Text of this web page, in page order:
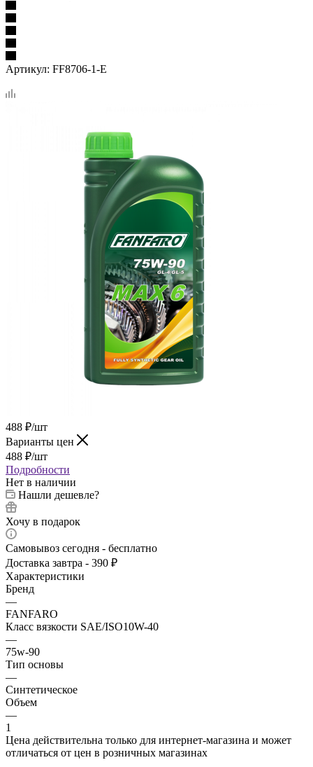
Артикул: FF8706-1-E
488 ₽/шт
Варианты цен
488 ₽/шт
Подробности
Нет в наличии
Нашли дешевле?
Хочу в подарок
Самовывоз сегодня - бесплатно
Доставка завтра - 390 ₽
Характеристики
Бренд
—
FANFARO
Класс вязкости SAE/ISO10W-40
—
75w-90
Тип основы
—
Синтетическое
Объем
—
1
Цена действительна только для интернет-магазина и может
отличаться от цен в розничных магазинах